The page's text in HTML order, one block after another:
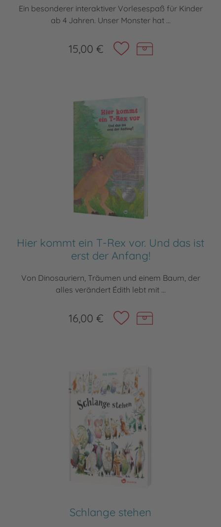
Ein besonderer interaktiver Vorlesespaß für Kinder
ab 4 Jahren. Unser Monster hat ...
15,00 €
Hier kommt ein T-Rex vor. Und das ist
erst der Anfang!
Von Dinosauriern, Träumen und einem Baum, der
alles verändert Édith lebt mit ...
16,00 €
Schlange stehen